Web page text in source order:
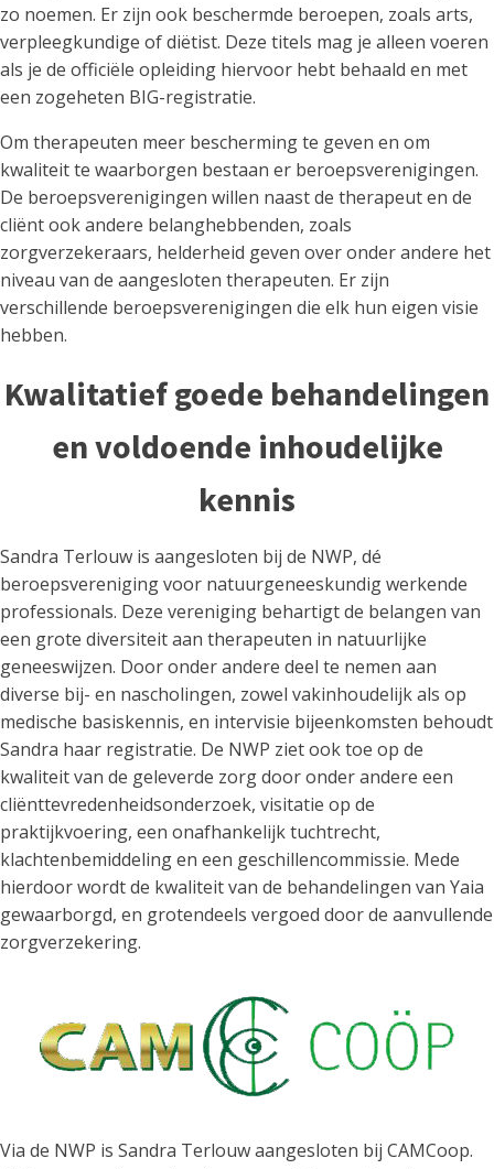
zo noemen. Er zijn ook beschermde beroepen, zoals arts,
verpleegkundige of diëtist. Deze titels mag je alleen voeren
als je de officiële opleiding hiervoor hebt behaald en met
een zogeheten BIG-registratie.
Om therapeuten meer bescherming te geven en om
kwaliteit te waarborgen bestaan er beroepsverenigingen.
De beroepsverenigingen willen naast de therapeut en de
cliënt ook andere belanghebbenden, zoals
zorgverzekeraars, helderheid geven over onder andere het
niveau van de aangesloten therapeuten. Er zijn
verschillende beroepsverenigingen die elk hun eigen visie
hebben.
Kwalitatief goede behandelingen
en voldoende inhoudelijke
kennis
Sandra Terlouw is aangesloten bij de NWP, dé
beroepsvereniging voor natuurgeneeskundig werkende
professionals. Deze vereniging behartigt de belangen van
een grote diversiteit aan therapeuten in natuurlijke
geneeswijzen. Door onder andere deel te nemen aan
diverse bij- en nascholingen, zowel vakinhoudelijk als op
medische basiskennis, en intervisie bijeenkomsten behoudt
Sandra haar registratie. De NWP ziet ook toe op de
kwaliteit van de geleverde zorg door onder andere een
cliënttevredenheidsonderzoek, visitatie op de
praktijkvoering, een onafhankelijk tuchtrecht,
klachtenbemiddeling en een geschillencommissie. Mede
hierdoor wordt de kwaliteit van de behandelingen van Yaia
gewaarborgd, en grotendeels vergoed door de aanvullende
zorgverzekering.
Via de NWP is Sandra Terlouw aangesloten bij CAMCoop.